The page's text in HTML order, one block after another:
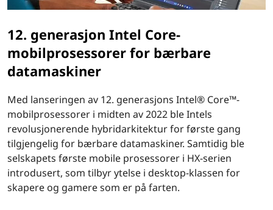
12. generasjon Intel Core-
mobilprosessorer for bærbare
datamaskiner
Med lanseringen av 12. generasjons Intel® Core™-
mobilprosessorer i midten av 2022 ble Intels
revolusjonerende hybridarkitektur for første gang
tilgjengelig for bærbare datamaskiner. Samtidig ble
selskapets første mobile prosessorer i HX-serien
introdusert, som tilbyr ytelse i desktop-klassen for
skapere og gamere som er på farten.